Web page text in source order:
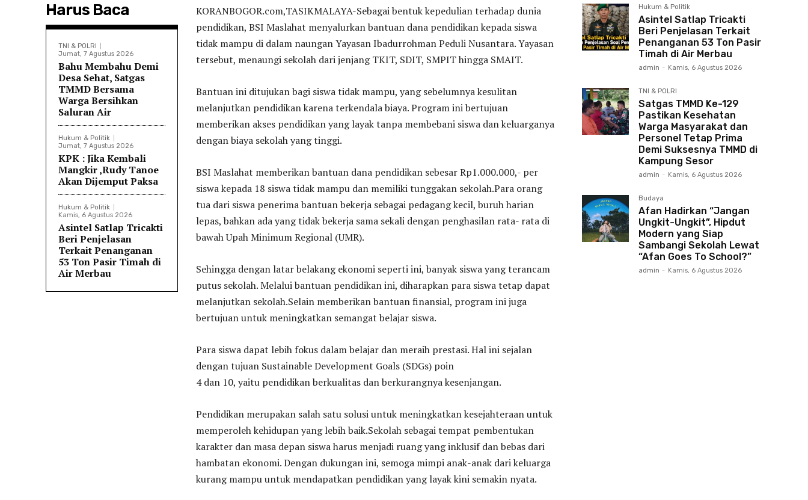
Harus Baca
TNI & POLRI
Jumat, 7 Agustus 2026
Bahu Membahu Demi
Desa Sehat, Satgas
TMMD Bersama
Warga Bersihkan
Saluran Air
Hukum & Politik
Jumat, 7 Agustus 2026
KPK : Jika Kembali
Mangkir ,Rudy Tanoe
Akan Dijemput Paksa
Hukum & Politik
Kamis, 6 Agustus 2026
Asintel Satlap Tricakti
Beri Penjelasan
Terkait Penanganan
53 Ton Pasir Timah di
Air Merbau
KORANBOGOR.com,TASIKMALAYA-Sebagai bentuk kepedulian terhadap dunia
pendidikan, BSI Maslahat menyalurkan bantuan dana pendidikan kepada siswa
tidak mampu di dalam naungan Yayasan Ibadurrohman Peduli Nusantara. Yayasan
tersebut, menaungi sekolah dari jenjang TKIT, SDIT, SMPIT hingga SMAIT.
Bantuan ini ditujukan bagi siswa tidak mampu, yang sebelumnya kesulitan
melanjutkan pendidikan karena terkendala biaya. Program ini bertujuan
memberikan akses pendidikan yang layak tanpa membebani siswa dan keluarganya
dengan biaya sekolah yang tinggi.
BSI Maslahat memberikan bantuan dana pendidikan sebesar Rp1.000.000,- per
siswa kepada 18 siswa tidak mampu dan memiliki tunggakan sekolah.Para orang
tua dari siswa penerima bantuan bekerja sebagai pedagang kecil, buruh harian
lepas, bahkan ada yang tidak bekerja sama sekali dengan penghasilan rata- rata di
bawah Upah Minimum Regional (UMR).
Sehingga dengan latar belakang ekonomi seperti ini, banyak siswa yang terancam
putus sekolah. Melalui bantuan pendidikan ini, diharapkan para siswa tetap dapat
melanjutkan sekolah.Selain memberikan bantuan finansial, program ini juga
bertujuan untuk meningkatkan semangat belajar siswa.
Para siswa dapat lebih fokus dalam belajar dan meraih prestasi. Hal ini sejalan
dengan tujuan Sustainable Development Goals (SDGs) poin
4 dan 10, yaitu pendidikan berkualitas dan berkurangnya kesenjangan.
Pendidikan merupakan salah satu solusi untuk meningkatkan kesejahteraan untuk
memperoleh kehidupan yang lebih baik.Sekolah sebagai tempat pembentukan
karakter dan masa depan siswa harus menjadi ruang yang inklusif dan bebas dari
hambatan ekonomi. Dengan dukungan ini, semoga mimpi anak-anak dari keluarga
kurang mampu untuk mendapatkan pendidikan yang layak kini semakin nyata.
Hukum & Politik
Asintel Satlap Tricakti
Beri Penjelasan Terkait
Penanganan 53 Ton Pasir
Timah di Air Merbau
admin - Kamis, 6 Agustus 2026
TNI & POLRI
Satgas TMMD Ke-129
Pastikan Kesehatan
Warga Masyarakat dan
Personel Tetap Prima
Demi Suksesnya TMMD di
Kampung Sesor
admin - Kamis, 6 Agustus 2026
Budaya
Afan Hadirkan “Jangan
Ungkit-Ungkit”, Hipdut
Modern yang Siap
Sambangi Sekolah Lewat
“Afan Goes To School?”
admin - Kamis, 6 Agustus 2026